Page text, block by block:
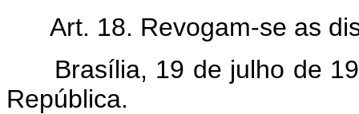
Art. 18. Revogam-se as
Brasília, 19 de julho de
República.